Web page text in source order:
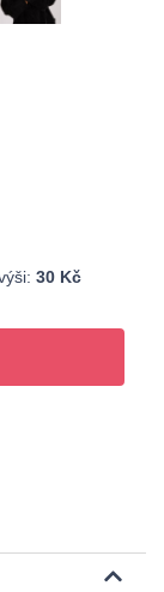
30 Kč